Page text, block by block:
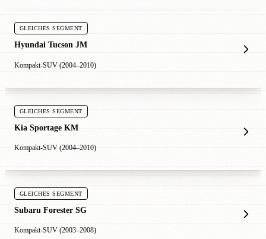
GLEICHES SEGMENT
Hyundai Tucson JM
Kompakt-SUV (2004–2010)
GLEICHES SEGMENT
Kia Sportage KM
Kompakt-SUV (2004–2010)
GLEICHES SEGMENT
Subaru Forester SG
Kompakt-SUV (2003–2008)